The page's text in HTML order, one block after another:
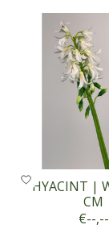
HYACINT |
CM
€--,--